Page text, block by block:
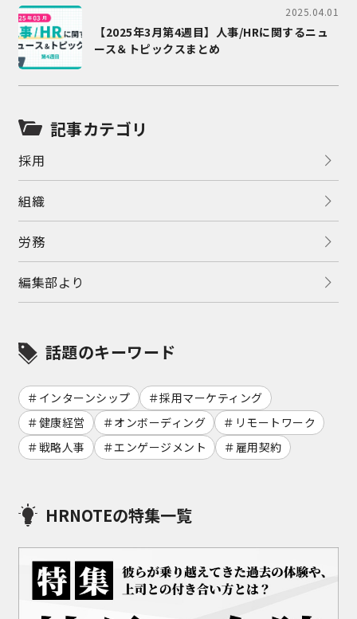
2025.04.01
【2025年3月第4週目】人事/HRに関するニュ
ース＆トピックスまとめ
記事カテゴリ
採用
組織
労務
編集部より
話題のキーワード
インターンシップ
採用マーケティング
健康経営
オンボーディング
リモートワーク
戦略人事
エンゲージメント 雇用契約
HRNOTEの特集一覧